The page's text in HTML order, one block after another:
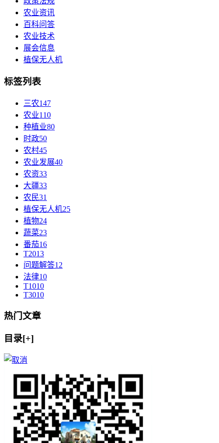
农业资讯
百科问答
农业技术
展会信息
植保无人机
标签列表
三农147
农业110
种植业80
时政50
农村45
农业发展40
农资33
大疆33
农民31
植保无人机25
植物24
蔬菜23
番茄16
T2013
问题解答12
法律10
T1010
T3010
热门文章
目录[+]